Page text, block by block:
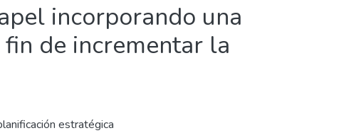
incorporando una
de incrementar la
estratégica